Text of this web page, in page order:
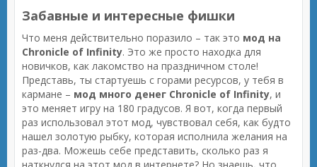
Забавные и интересные фишки
Что меня действительно поразило – так это мод на
Chronicle of Infinity. Это же просто находка для
новичков, как лакомство на праздничном столе!
Представь, ты стартуешь с горами ресурсов, у тебя в
кармане – мод много денег Chronicle of Infinity, и
это меняет игру на 180 градусов. Я вот, когда первый
раз использовал этот мод, чувствовал себя, как будто
нашел золотую рыбку, которая исполнила желания на
раз-два. Можешь себе представить, сколько раз я